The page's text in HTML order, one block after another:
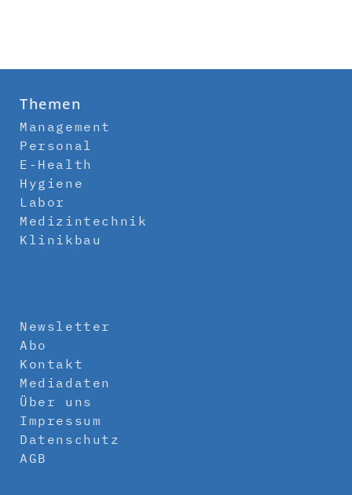
Themen
Management
Personal
E-Health
Hygiene
Labor
Medizintechnik
Klinikbau
Newsletter
Abo
Kontakt
Mediadaten
Über uns
Impressum
Datenschutz
AGB